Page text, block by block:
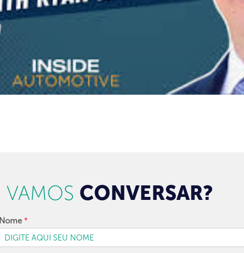
VAMOS CONVERSAR?
Nome *